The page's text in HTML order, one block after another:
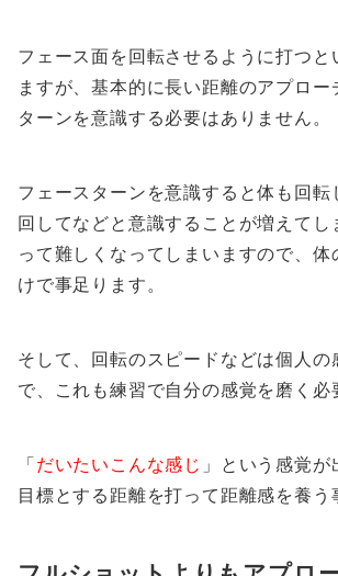
フェース面を回転させるように打つと
ますが、基本的に長い距離のアプロー
ターンを意識する必要はありません。
フェースターンを意識すると体も回転
回してなどと意識することが増えてし
って難しくなってしまいますので、体
けで事足ります。
そして、回転のスピードなどは個人の
で、これも練習で自分の感覚を磨く必
「だいたいこんな感じ 」という感覚
目標とする距離を打って距離感を養う